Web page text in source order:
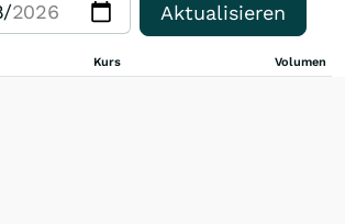
Aktualisieren
Kurs Volumen